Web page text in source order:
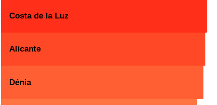
Costa de la Luz
Alicante
Dénia